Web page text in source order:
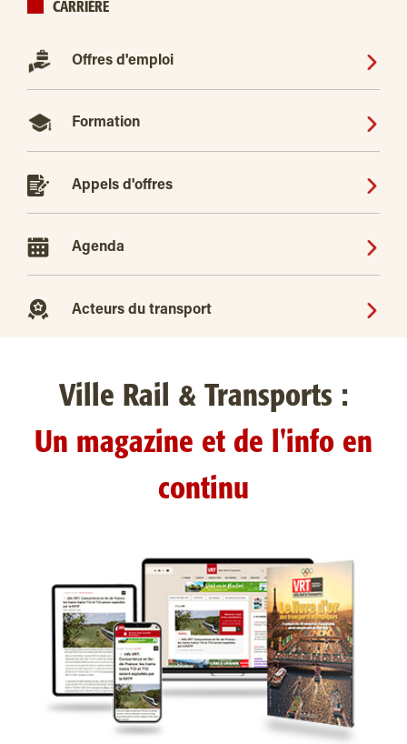
CARRIÈRE
Offres d'emploi
Formation
Appels d'offres
Agenda
Acteurs du transport
Ville Rail & Transports :
Un magazine et de l'info en
continu